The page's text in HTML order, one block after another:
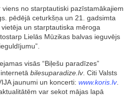
viens no starptautiski pazīstamākajiem
pēdējā ceturkšņa un 21. gadsimta
un starptautiska mēroga
Lielās Mūzikas balvas ieguvējs
visās “Biļešu paradīzes”
bilesuparadize.lv. Citi Valsts
jaunumi un koncerti: www.koris.lv.
var sekot mājas lapā